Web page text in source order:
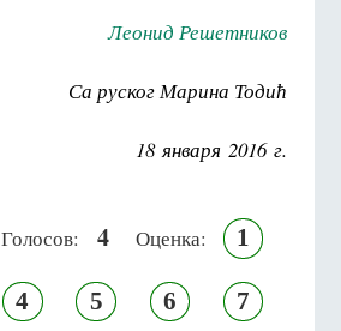
Леонид Решетников
Са руског Марина Тодић
18 января 2016 г.
Голосов: 4 Оценка: 1
4 5 6 7